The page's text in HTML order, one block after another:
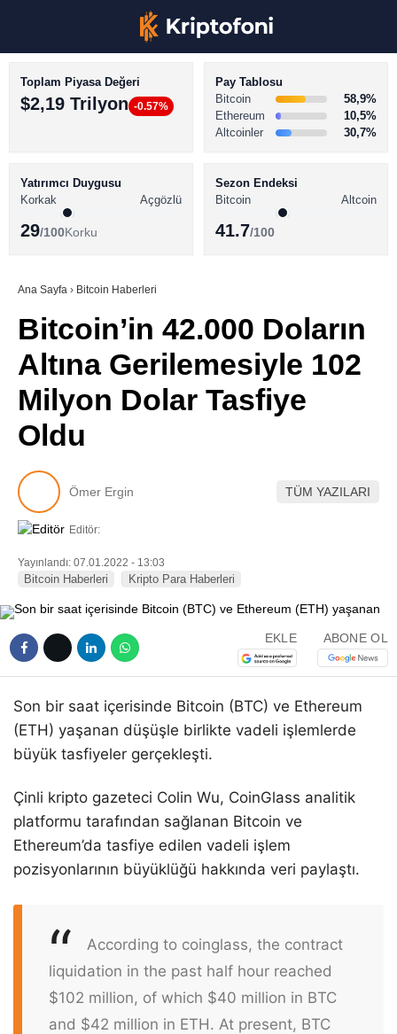
Youtube
TikTok
Pinterest
BİTCOİN HABERLERİ
ALTCOİN HABERLERİ
SÖZLÜK
Toplam Piyasa Değeri
$2,19 Trilyon -0.57%
Pay Tablosu
Bitcoin
58,9%
Ethereum
10,5%
Altcoinler
30,7%
Yatırımcı Duygusu
Korkak
Açgözlü
29/100Korku
Sezon Endeksi
Bitcoin
Altcoin
41.7/100
Ana Sayfa › Bitcoin Haberleri
Bitcoin’in 42.000 Doların
Altına Gerilemesiyle 102
Milyon Dolar Tasfiye
Oldu
Ömer Ergin TÜM YAZILARI
Editör:
Yayınlandı: 07.01.2022 - 13:03
Bitcoin Haberleri Kripto Para Haberleri
EKLE ABONE OL
Son bir saat içerisinde Bitcoin (BTC) ve Ethereum
(ETH) yaşanan düşüşle birlikte vadeli işlemlerde
büyük tasfiyeler gerçekleşti.
Çinli kripto gazeteci Colin Wu, CoinGlass analitik
platformu tarafından sağlanan Bitcoin ve
Ethereum’da tasfiye edilen vadeli işlem
pozisyonlarının büyüklüğü hakkında veri paylaştı.
According to coinglass, the contract
liquidation in the past half hour reached
$102 million, of which $40 million in BTC
and $42 million in ETH. At present, BTC